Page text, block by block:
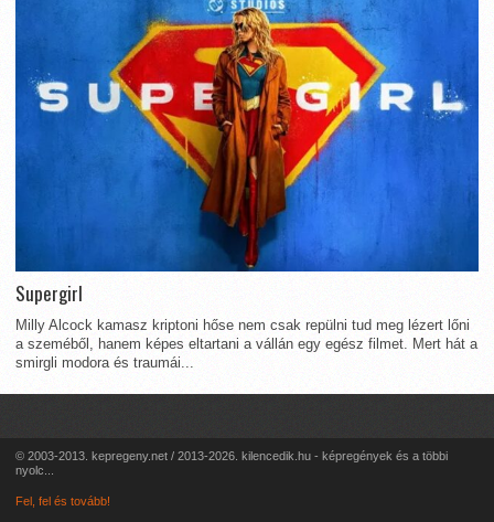
Supergirl
Milly Alcock kamasz kriptoni hőse nem csak repülni tud meg lézert lőni
a szeméből, hanem képes eltartani a vállán egy egész filmet. Mert hát a
smirgli modora és traumái...
© 2003-2013. kepregeny.net / 2013-2026. kilencedik.hu - képregények és a többi
nyolc...
Fel, fel és tovább!